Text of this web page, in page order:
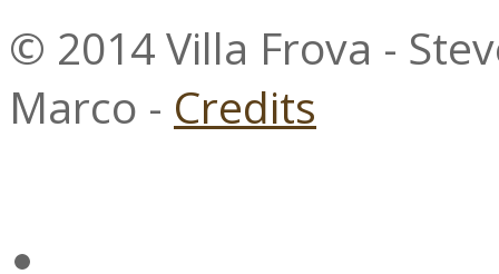
© 2014 Villa Frova -
Marco - Credits